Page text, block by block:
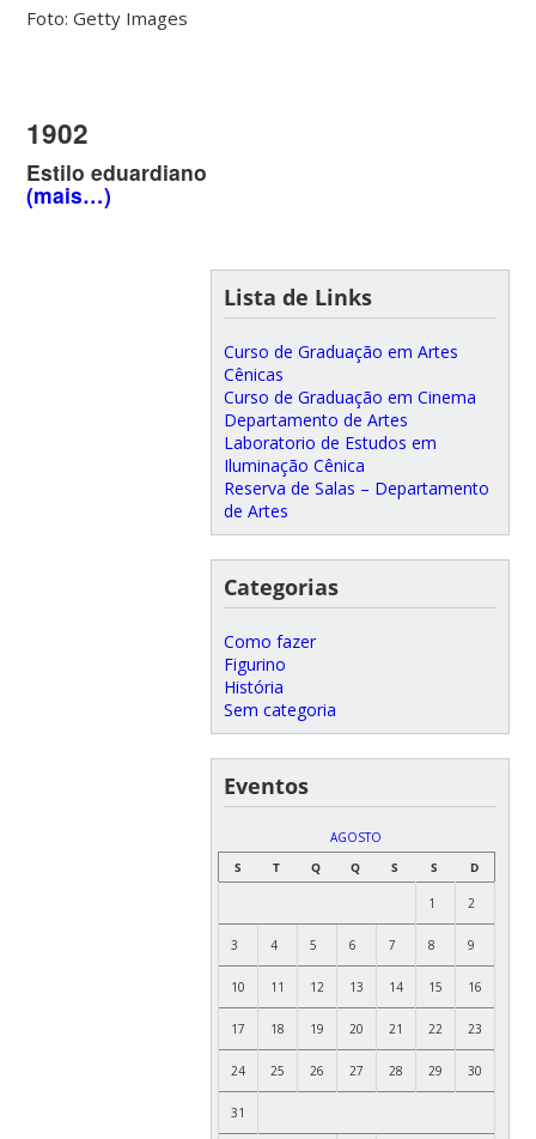
Foto: Getty Images
1902
Estilo eduardiano
(mais…)
Lista de Links
Curso de Graduação em Artes
Cênicas
Curso de Graduação em Cinema
Departamento de Artes
Laboratorio de Estudos em
Iluminação Cênica
Reserva de Salas – Departamento
de Artes
Categorias
Como fazer
Figurino
História
Sem categoria
Eventos
AGOSTO
S
T Q Q S S D
1 2
3 4 5 6 7 8 9
10 11 12 13 14 15 16
17 18 19 20 21 22 23
24 25 26 27 28 29 30
31